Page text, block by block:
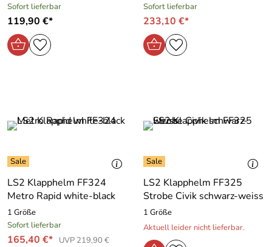
Sofort lieferbar
119,90 €*
Sofort lieferbar
233,10 €*
LS2 Klapphelm FF324
Metro Rapid white-black
1 Größe
Sofort lieferbar
165,40 €* UVP 219,90 €
LS2 Klapphelm FF325
Strobe Civik schwarz-weiss
1 Größe
Aktuell leider nicht lieferbar.